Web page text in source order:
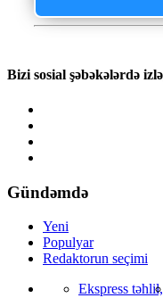
Bizi sosial şəbəkələrdə
Gündəmdə
Yeni
Populyar
Redaktorun seçimi
Ekspress təhlil,